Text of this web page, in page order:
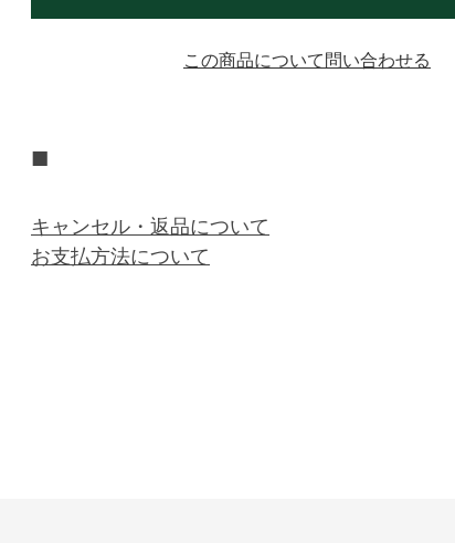
■
キャンセル・返品について
お支払方法について
この商品について問い合わせる